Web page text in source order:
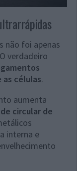
não foi apenas
verdadeiro
células.
aumenta
circular de
interna e